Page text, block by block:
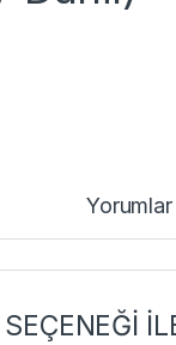
Yorumlar